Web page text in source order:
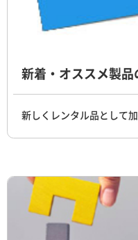
新着・オススメ製品
新しくレンタル品として